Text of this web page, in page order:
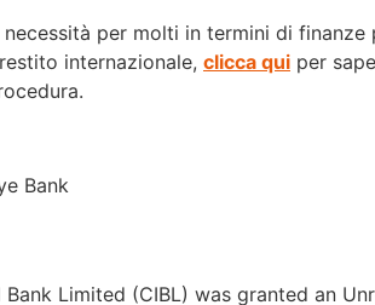
per molti in termini di finanze
internazionale, clicca qui per
Limited (CIBL) was granted an